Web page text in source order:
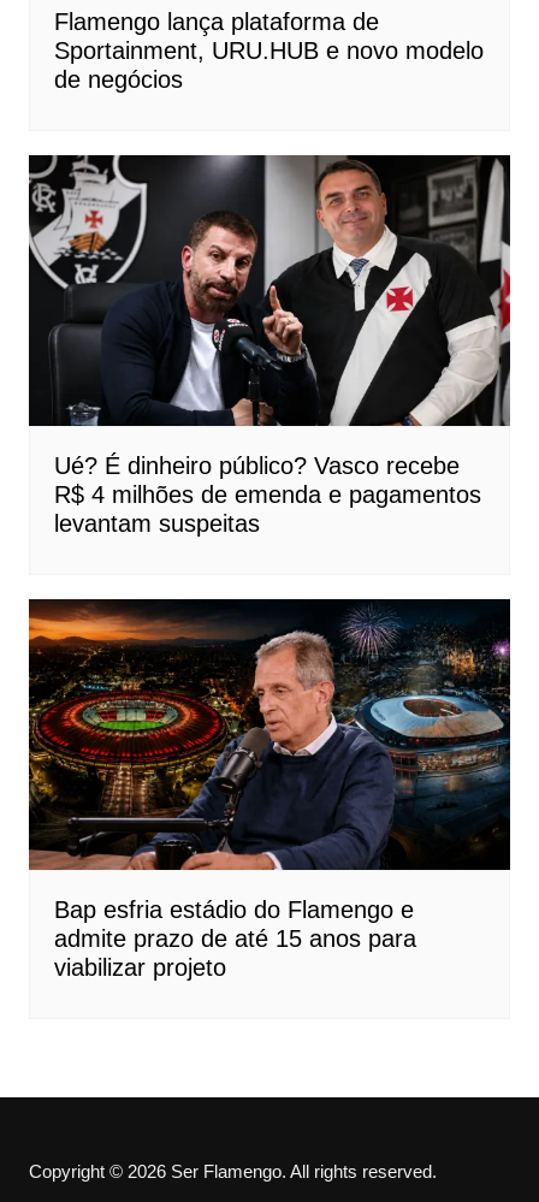
Flamengo lança plataforma de
Sportainment, URU.HUB e novo modelo
de negócios
Ué? É dinheiro público? Vasco recebe
R$ 4 milhões de emenda e pagamentos
levantam suspeitas
Bap esfria estádio do Flamengo e
admite prazo de até 15 anos para
viabilizar projeto
Copyright © 2026 Ser Flamengo. All rights reserved.